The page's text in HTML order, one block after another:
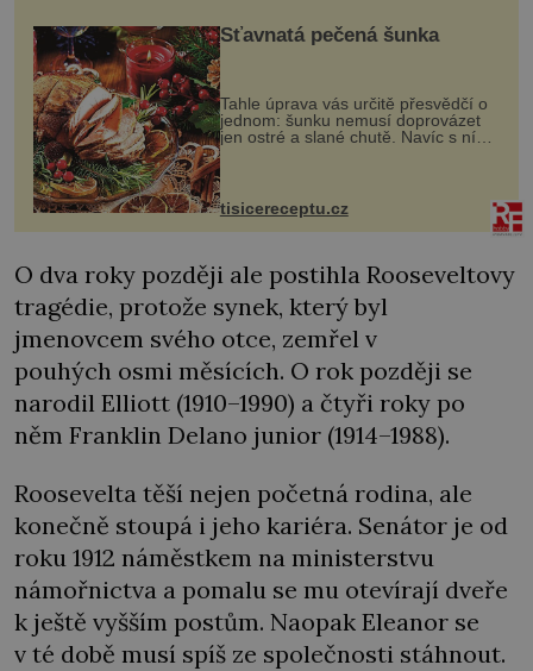
Šťavnatá pečená šunka
Tahle úprava vás určitě přesvědčí o
jednom: šunku nemusí doprovázet
jen ostré a slané chutě. Navíc s ní
nakrmíte poměrně hodně hladových
krků. Ingredience sádlo 3 kg šunky
vcelku 3 stroužky česneku hl...
tisicereceptu.cz
O dva roky později ale postihla Rooseveltovy
tragédie, protože synek, který byl
jmenovcem svého otce, zemřel v
pouhých osmi měsících. O rok později se
narodil Elliott (1910–1990) a čtyři roky po
něm Franklin Delano junior (1914–1988).
Roosevelta těší nejen početná rodina, ale
konečně stoupá i jeho kariéra. Senátor je od
roku 1912 náměstkem na ministerstvu
námořnictva a pomalu se mu otevírají dveře
k ještě vyšším postům. Naopak Eleanor se
v té době musí spíš ze společnosti stáhnout.